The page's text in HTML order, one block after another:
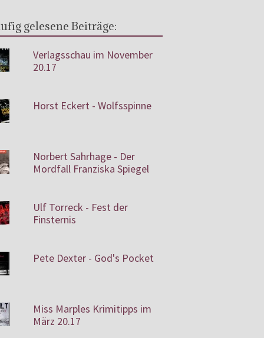
gelesene Beiträge:
Verlagsschau im November
20.17
Horst Eckert - Wolfsspinne
Norbert Sahrhage - Der
Mordfall Franziska Spiegel
Ulf Torreck - Fest der
Finsternis
Pete Dexter - God's Pocket
Miss Marples Krimitipps im
März 20.17